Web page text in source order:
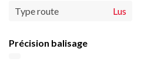
Type route Lus
Précision balisage